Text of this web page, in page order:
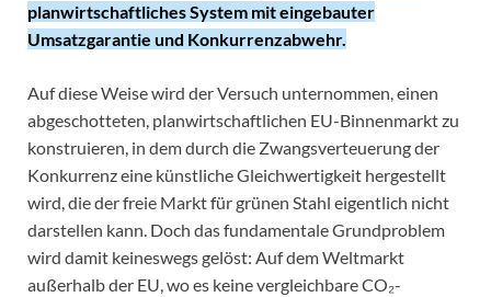
planwirtschaftliches System mit eingebauter
Umsatzgarantie und Konkurrenzabwehr.
Auf diese Weise wird der Versuch unternommen, einen
abgeschotteten, planwirtschaftlichen EU-Binnenmarkt zu
konstruieren, in dem durch die Zwangsverteuerung der
Konkurrenz eine künstliche Gleichwertigkeit hergestellt
wird, die der freie Markt für grünen Stahl eigentlich nicht
darstellen kann. Doch das fundamentale Grundproblem
wird damit keineswegs gelöst: Auf dem Weltmarkt
außerhalb der EU, wo es keine vergleichbare CO₂-